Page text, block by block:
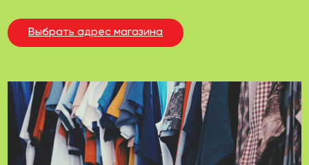
Выбрать адрес магазина